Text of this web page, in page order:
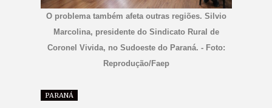
O problema também afeta outras regiões. Silvio
Marcolina, presidente do Sindicato Rural de
Coronel Vivida, no Sudoeste do Paraná. - Foto:
Reprodução/Faep
PARANÁ